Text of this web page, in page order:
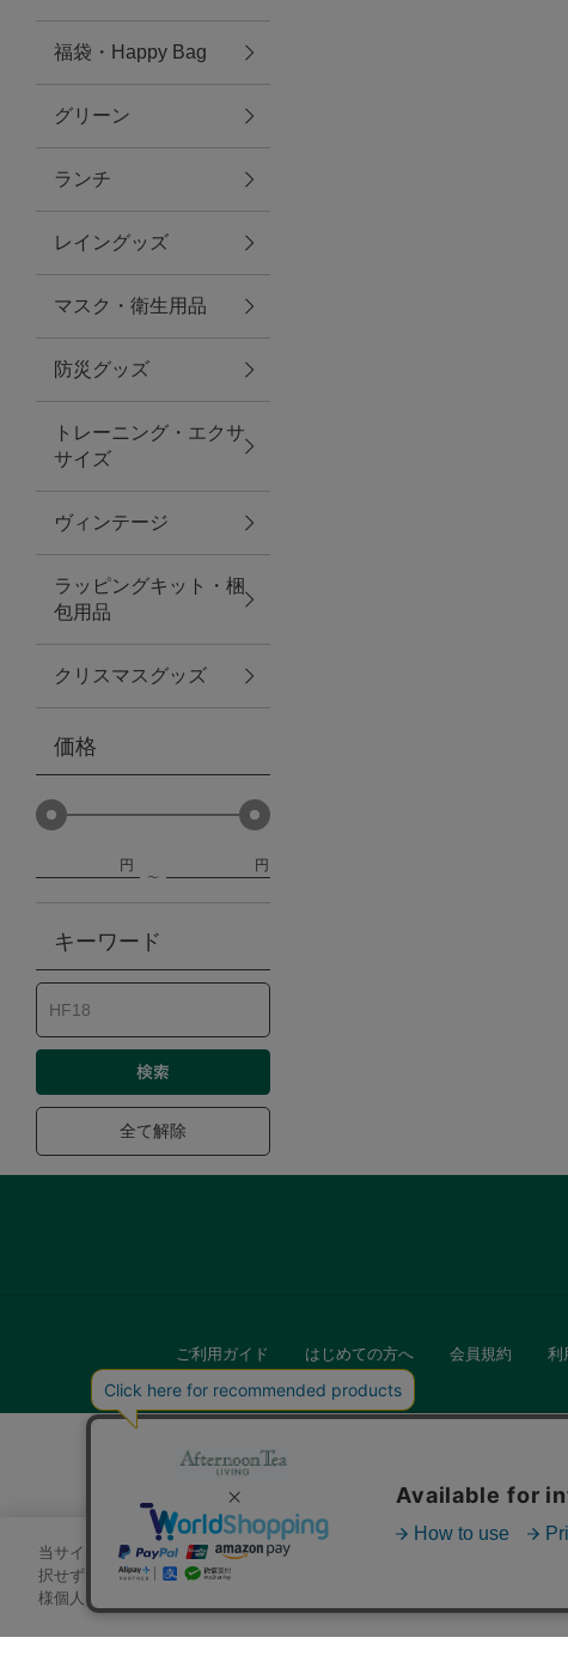
レイングッズ
アクセサリー
ファッション雑貨
ファッショングッズ
スマホケース・アクセサリー
ポーチ
ステーショナリー
その他
紅茶・フード
防災グッズ・非常食
トレーニング
ヴィンテージ
福袋・Happy Bag
グリーン
ランチ
レイングッズ
マスク・衛生用品
防災グッズ
トレーニング・エクサ
サイズ
ヴィンテージ
ラッピングキット・梱
包用品
クリスマスグッズ
価格
円 円
キーワード
全て解除
ご利用ガイド はじめての方へ 会員規約 利
当サイトでは、サイトの利便性向上のためにクッキーを使用いたします。
択せずにページを移動した場合、クッキーの使用に同意したことになりま
様個人を特定できる情報」は一切含まれておりません。詳細は